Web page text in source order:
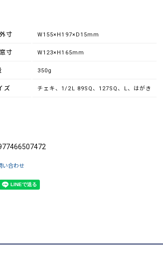
寸 W155×H197×D15mm
寸 W123×H165mm
350g
ズ チェキ、1/2L 89SQ、127SQ、L、はがき
い合わせ